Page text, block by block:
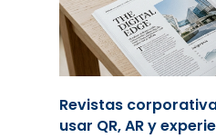
Revistas
usar QR, AR y